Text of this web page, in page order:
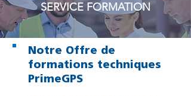
SERVICE FORMATION
Notre Offre de
formations techniques
PrimeGPS